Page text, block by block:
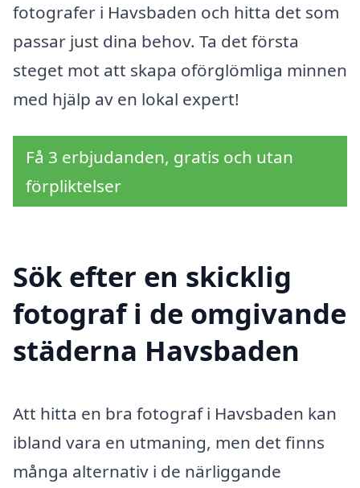
fotografer i Havsbaden och hitta det som
passar just dina behov. Ta det första
steget mot att skapa oförglömliga minnen
med hjälp av en lokal expert!
Få 3 erbjudanden, gratis och utan
förpliktelser
Sök efter en skicklig
fotograf i de omgivande
städerna Havsbaden
Att hitta en bra fotograf i Havsbaden kan
ibland vara en utmaning, men det finns
många alternativ i de närliggande